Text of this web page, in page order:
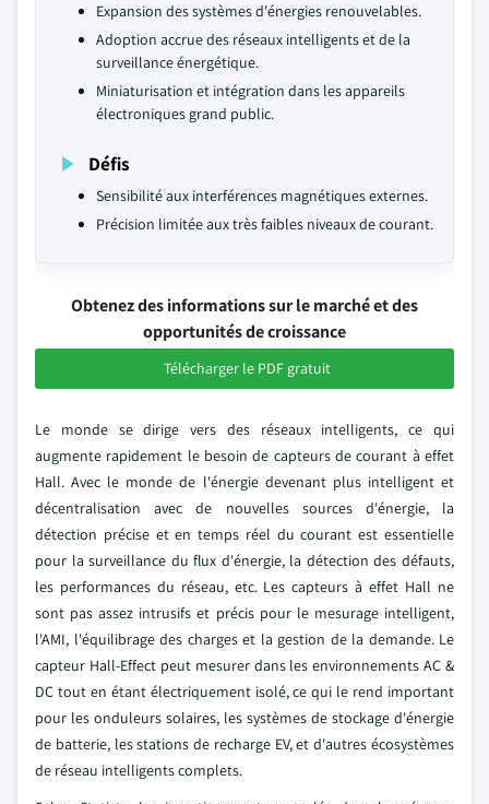
Expansion des systèmes d'énergies renouvelables.
Adoption accrue des réseaux intelligents et de la
surveillance énergétique.
Miniaturisation et intégration dans les appareils
électroniques grand public.
Défis
Sensibilité aux interférences magnétiques externes.
Précision limitée aux très faibles niveaux de courant.
Obtenez des informations sur le marché et des
opportunités de croissance
Télécharger le PDF gratuit
Le monde se dirige vers des réseaux intelligents, ce qui
augmente rapidement le besoin de capteurs de courant à effet
Hall. Avec le monde de l'énergie devenant plus intelligent et
décentralisation avec de nouvelles sources d'énergie, la
détection précise et en temps réel du courant est essentielle
pour la surveillance du flux d'énergie, la détection des défauts,
les performances du réseau, etc. Les capteurs à effet Hall ne
sont pas assez intrusifs et précis pour le mesurage intelligent,
l'AMI, l'équilibrage des charges et la gestion de la demande. Le
capteur Hall-Effect peut mesurer dans les environnements AC &
DC tout en étant électriquement isolé, ce qui le rend important
pour les onduleurs solaires, les systèmes de stockage d'énergie
de batterie, les stations de recharge EV, et d'autres écosystèmes
de réseau intelligents complets.